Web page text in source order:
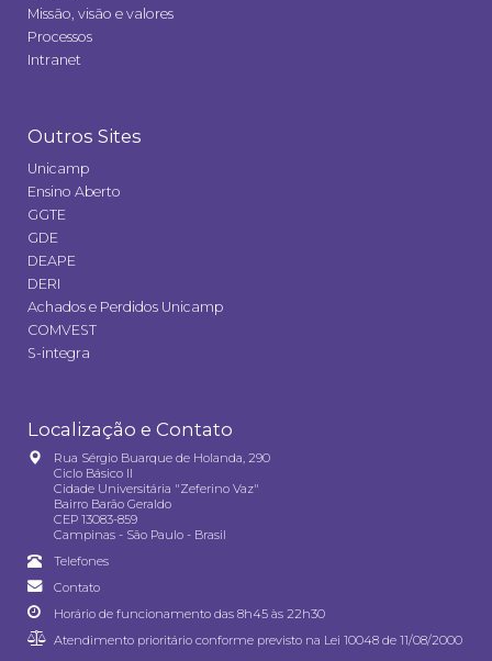
Missão, visão e valores
Processos
Intranet
Outros Sites
Unicamp
Ensino Aberto
GGTE
GDE
DEAPE
DERI
Achados e Perdidos Unicamp
COMVEST
S-integra
Localização e Contato
Rua Sérgio Buarque de Holanda, 290
Ciclo Básico II
Cidade Universitária "Zeferino Vaz"
Bairro Barão Geraldo
CEP 13083-859
Campinas - São Paulo - Brasil
Telefones
Contato
Horário de funcionamento das 8h45 às 22h30
Atendimento prioritário conforme previsto na Lei 10048 de 11/08/2000